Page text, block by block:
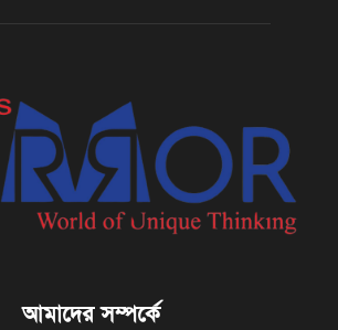
আমাদের সম্পর্কে